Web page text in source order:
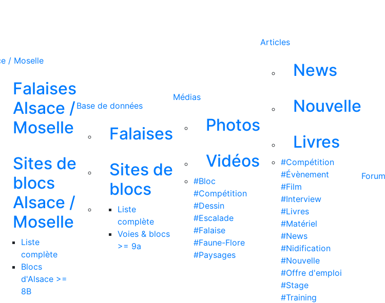
/ Moselle
Falaises
Alsace /
Moselle
Sites de
blocs
Alsace /
Moselle
Liste
complète
Blocs
d'Alsace >=
8B
Base de données
Falaises
Sites de
blocs
Liste
complète
Voies & blocs
>= 9a
Médias
Photos
Vidéos
#Bloc
#Compétition
#Dessin
#Escalade
#Falaise
#Faune-Flore
#Paysages
Articles
News
Nouvelle
Livres
#Compétition
#Évènement
#Film
#Interview
#Livres
#Matériel
#News
#Nidification
#Nouvelle
#Offre d'emploi
#Stage
#Training
Forum